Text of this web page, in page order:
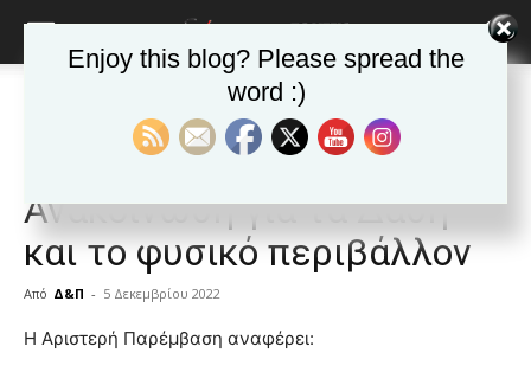
Ανακοινώσεις - Δελτία τύπου
Ανακοινώσεις - Δελτία τύπου Δημοφιλή άρθρα
Αρ. Παρέμβαση:
Ανακοίνωση για τα Δάση
και το φυσικό περιβάλλον
Από Δ&Π - 5 Δεκεμβρίου 2022
blonde
Η Αριστερή Παρέμβαση αναφέρει:
Enjoy this blog? Please spread the
word :)